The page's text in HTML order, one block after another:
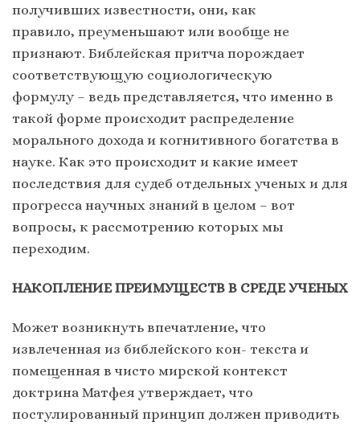
получивших известности, они, как
правило, преуменьшают или вообще не
признают. Библейская притча порождает
соответствующую социологическую
формулу – ведь представляется, что именно в
такой форме происходит распределение
морального дохода и когнитивного богатства в
науке. Как это происходит и какие имеет
последствия для судеб отдельных ученых и для
прогресса научных знаний в целом – вот
вопросы, к рассмотрению которых мы
переходим.
НАКОПЛЕНИЕ ПРЕИМУЩЕСТВ В СРЕДЕ УЧЕНЫХ
Может возникнуть впечатление, что
извлеченная из библейского кон- текста и
помещенная в чисто мирской контекст
доктрина Матфея утверждает, что
постулированный принцип должен приводить